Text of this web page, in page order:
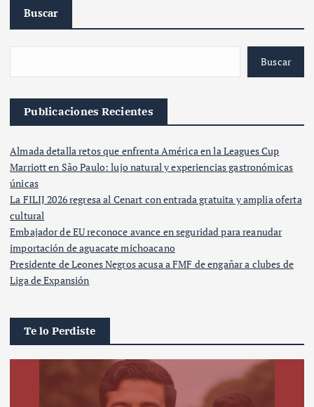
Buscar
Buscar
Publicaciones Recientes
Almada detalla retos que enfrenta América en la Leagues Cup
Marriott en São Paulo: lujo natural y experiencias gastronómicas
únicas
La FILIJ 2026 regresa al Cenart con entrada gratuita y amplia oferta
cultural
Embajador de EU reconoce avance en seguridad para reanudar
importación de aguacate michoacano
Presidente de Leones Negros acusa a FMF de engañar a clubes de
Liga de Expansión
Te lo Perdiste